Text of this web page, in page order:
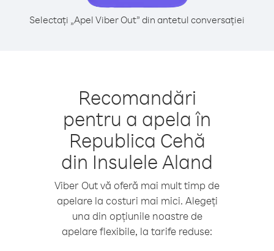
Selectați „Apel Viber Out” din antetul conversației
Recomandări
pentru a apela în
Republica Cehă
din Insulele Aland
Viber Out vă oferă mai mult timp de
apelare la costuri mai mici. Alegeți
una din opțiunile noastre de
apelare flexibile, la tarife reduse: